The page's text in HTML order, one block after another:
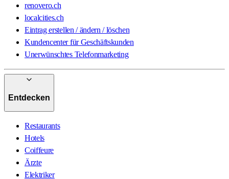
renovero.ch
localcities.ch
Eintrag erstellen / ändern / löschen
Kundencenter für Geschäftskunden
Unerwünschtes Telefonmarketing
Entdecken
Restaurants
Hotels
Coiffeure
Ärzte
Elektriker